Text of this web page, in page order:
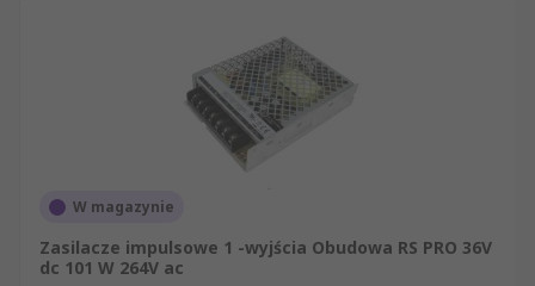
W magazynie
Zasilacze impulsowe 1 -wyjścia Obudowa RS PRO 36V
dc 101 W 264V ac